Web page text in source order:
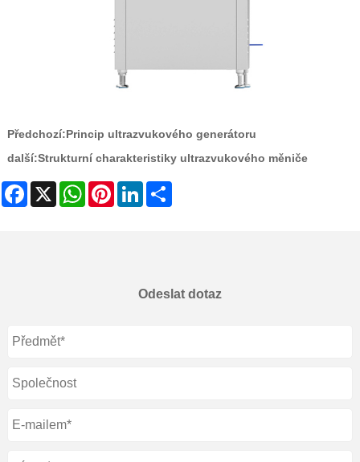
Předchozí:Princip ultrazvukového generátoru
další:Strukturní charakteristiky ultrazvukového měniče
Facebook
X WhatsAppPinterestLinkedIn
Odeslat dotaz